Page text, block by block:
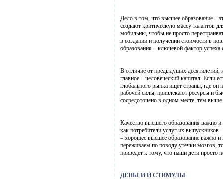
Дело в том, что высшее образование –
создают критическую массу талантов
мобильны, чтобы не просто
в создании и получении стоимости в
образования – ключевой фактор успеха
В отличие от предыдущих десятилетий,
главное – человеческий капитал. Если
глобального рынка ищет страны, где
рабочей силы, привлекают ресурсы и
сосредоточено в одном месте, тем выше
Качество высшего образования важно
как потребители услуг их выпускников
– хорошее высшее образование важно и
переживаем по поводу утечки мозгов,
приведет к тому, что наши дети просто
ДЕНЬГИ И СТИМУЛЫ